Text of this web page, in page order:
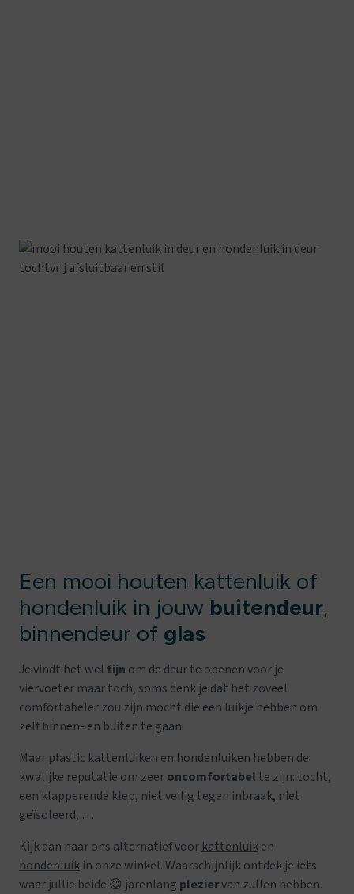
Een mooi houten kattenluik of
hondenluik in jouw buitendeur,
binnendeur of glas
Je vindt het wel fijn om de deur te openen voor je
viervoeter maar toch, soms denk je dat het zoveel
comfortabeler zou zijn mocht die een luikje hebben om
zelf binnen- en buiten te gaan.
Maar plastic kattenluiken en hondenluiken hebben de
kwalijke reputatie om zeeroncomfortabel te zijn: tocht,
een klapperende klep, niet veilig tegen inbraak, niet
geïsoleerd, …
Kijk dan naar ons alternatief voor kattenluiken
hondenluik in onze winkel. Waarschijnlijk ontdek je iets
waar jullie beide 😊 jarenlang pleziervan zullen hebben.